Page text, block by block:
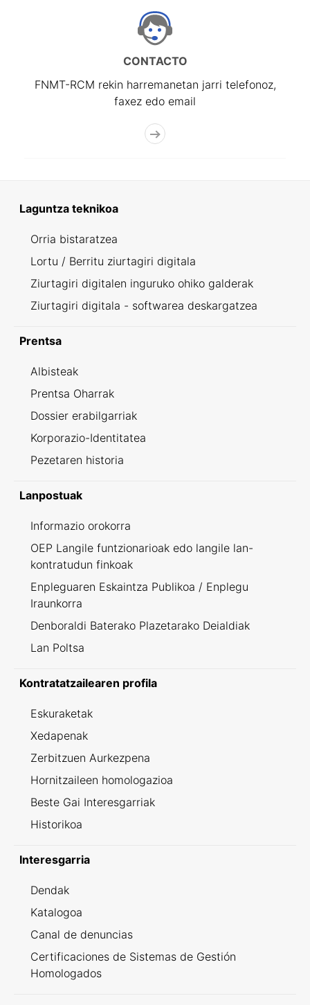
CONTACTO
FNMT-RCM rekin harremanetan jarri telefonoz,
faxez edo email
Laguntza teknikoa
Orria bistaratzea
Lortu / Berritu ziurtagiri digitala
Ziurtagiri digitalen inguruko ohiko galderak
Ziurtagiri digitala - softwarea deskargatzea
Prentsa
Albisteak
Prentsa Oharrak
Dossier erabilgarriak
Korporazio-Identitatea
Pezetaren historia
Lanpostuak
Informazio orokorra
OEP Langile funtzionarioak edo langile lan-
kontratudun finkoak
Enpleguaren Eskaintza Publikoa / Enplegu
Iraunkorra
Denboraldi Baterako Plazetarako Deialdiak
Lan Poltsa
Kontratatzailearen profila
Eskuraketak
Xedapenak
Zerbitzuen Aurkezpena
Hornitzaileen homologazioa
Beste Gai Interesgarriak
Historikoa
Interesgarria
Dendak
Katalogoa
Canal de denuncias
Certificaciones de Sistemas de Gestión
Homologados